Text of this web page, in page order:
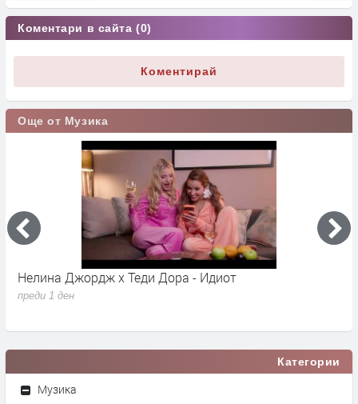
Коментари в сайта (0)
Коментирай
Още от Музика
Нелина Джордж x Теди Дора - Идиот
преди 1 ден
Категории
Музика